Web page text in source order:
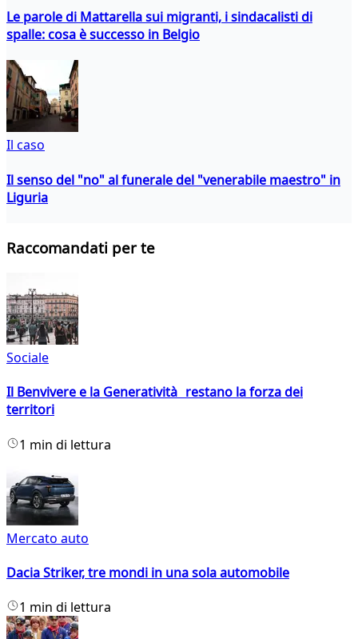
Le parole di Mattarella sui migranti, i sindacalisti di
spalle: cosa è successo in Belgio
Il caso
Il senso del "no" al funerale del "venerabile maestro" in
Liguria
Raccomandati per te
Sociale
Il Benvivere e la Generatività restano la forza dei
territori
1 min di lettura
Mercato auto
Dacia Striker, tre mondi in una sola automobile
1 min di lettura